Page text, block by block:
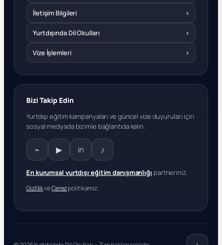
İletişim Bilgileri ›
Yurtdışında Dil Okulları ›
Vize İşlemleri ›
Bizi Takip Edin
Yurtdışı eğitim kampanyaları ve güncel vize duyuruları için
sosyal medyada bizimle bağlantıda kalın.
⌁ ▶ in ♪
En kurumsal yurtdışı eğitim danışmanlığı partneriniz.
GizlilikveÇerezpolitikamız.